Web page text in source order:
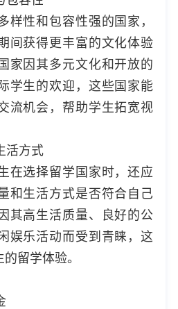
性和包容性强的国家，
间获得更丰富的文化体验
家因其多元文化和开放的
学生的欢迎，这些国家能
流机会，帮助学生拓宽视
方式
选择留学国家时，还应
和生活方式是否符合自己
其高生活质量、良好的公
娱乐活动而受到青睐，这
留学体验。